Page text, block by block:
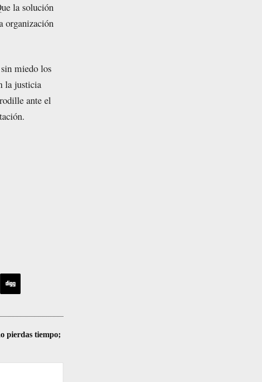
la solución
organización
miedo los
la justicia
ante el
pierdas tiempo;